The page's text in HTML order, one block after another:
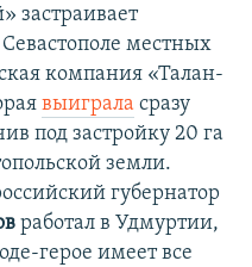
застраивает
местных
компания «Талан-
выиграла сразу
под застройку 20 га
земли.
губернатор
работал в Удмуртии,
герое имеет все